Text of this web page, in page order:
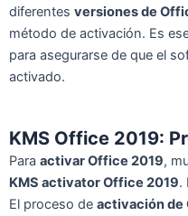
diferentes versiones de
método de activación. Es
para asegurarse de que el
activado.
KMS Office 2019:
Para activar Office 2019,
KMS activator Office 2019.
El proceso de activación de